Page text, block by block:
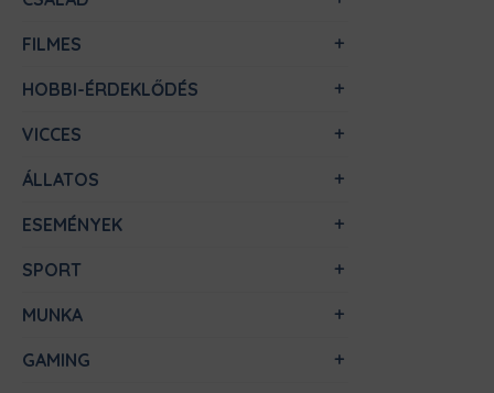
FILMES
HOBBI-ÉRDEKLŐDÉS
VICCES
ÁLLATOS
ESEMÉNYEK
SPORT
MUNKA
GAMING